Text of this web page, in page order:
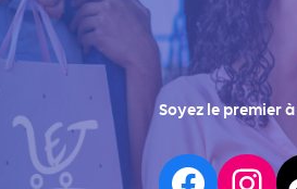
Soyez le premier